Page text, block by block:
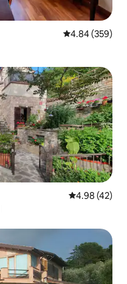
평점 4.84점(5
4.84 (359)
평점 4.98점(5
4.98 (42)